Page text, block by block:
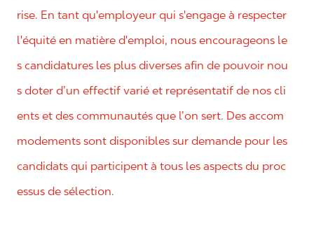
rise. En tant qu'employeur qui s'engage à respecter
l'équité en matière d'emploi, nous encourageons le
s candidatures les plus diverses afin de pouvoir nou
s doter d’un effectif varié et représentatif de nos cli
ents et des communautés que l’on sert. Des accom
modements sont disponibles sur demande pour les
candidats qui participent à tous les aspects du proc
essus de sélection.